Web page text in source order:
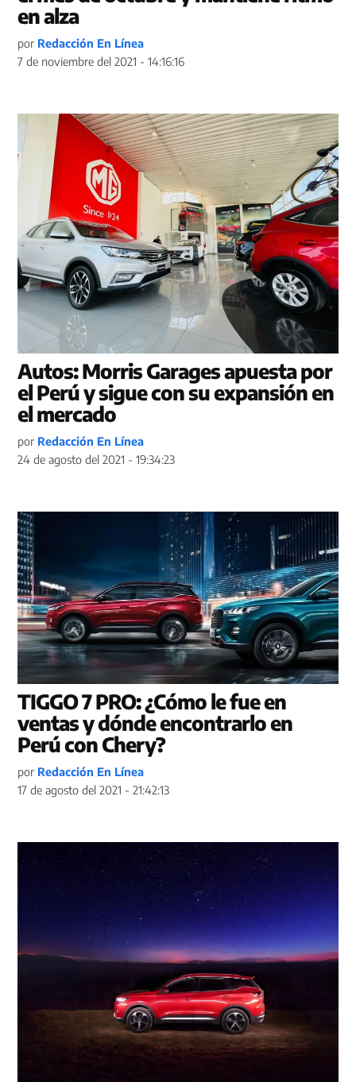
en alza
por Redacción En Línea
7 de noviembre del 2021 - 14:16:16
Autos: Morris Garages apuesta por
el Perú y sigue con su expansión en
el mercado
por Redacción En Línea
24 de agosto del 2021 - 19:34:23
TIGGO 7 PRO: ¿Cómo le fue en
ventas y dónde encontrarlo en
Perú con Chery?
por Redacción En Línea
17 de agosto del 2021 - 21:42:13